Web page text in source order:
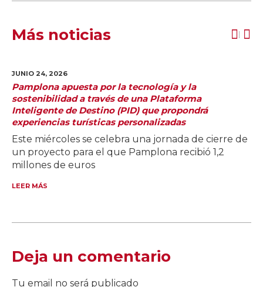
Más noticias
JUNIO 24, 2026
Pamplona apuesta por la tecnología y la
sostenibilidad a través de una Plataforma
Inteligente de Destino (PID) que propondrá
experiencias turísticas personalizadas
Este miércoles se celebra una jornada de cierre de
un proyecto para el que Pamplona recibió 1,2
millones de euros
LEER MÁS
Deja un comentario
Tu email no será publicado